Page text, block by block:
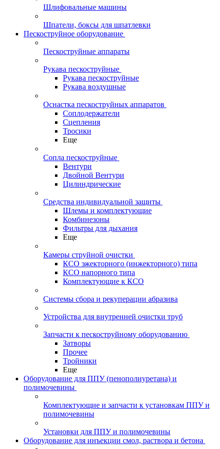
Шлифовальные машины
Шпатели, боксы для шпатлевки
Пескоструйное оборудование
Пескоструйные аппараты
Рукава пескоструйные
Рукава пескоструйные
Рукава воздушные
Оснастка пескоструйных аппаратов
Соплодержатели
Сцепления
Тросики
Еще
Сопла пескоструйные
Вентури
Двойной Вентури
Цилиндрические
Средства индивидуальной защиты
Шлемы и комплектующие
Комбинезоны
Фильтры для дыхания
Еще
Камеры струйной очистки
КСО эжекторного (инжекторного) типа
КСО напорного типа
Комплектующие к КСО
Системы сбора и рекуперации абразива
Устройства для внутренней очистки труб
Запчасти к пескоструйному оборудованию
Затворы
Прочее
Тройники
Еще
Оборудование для ППУ (пенополиуретана) и
полимочевины
Комплектующие и запчасти к установкам ППУ и
полимочевины
Установки для ППУ и полимочевины
Оборудование для инъекции смол, раствора и бетона